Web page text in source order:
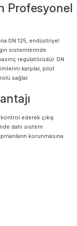
Profesyonel
DN 125, endüstriyel
sistemlerinde
regülatörüdür. DN
karşılar, pilot
sağlar.
ederek çıkış
dahi sistem
korunmasına